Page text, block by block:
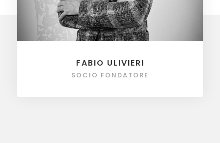
FABIO ULIVIERI
SOCIO FONDATORE